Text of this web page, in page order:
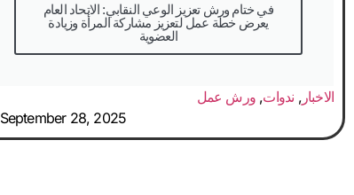
في ختام ورش تعزيز الوعي النقابي: الاتحاد العام
يعرض خطة عمل لتعزيز مشاركة المرأة وزيادة
العضوية
الاخبار, ندوات,ورش عمل
September 28, 2025